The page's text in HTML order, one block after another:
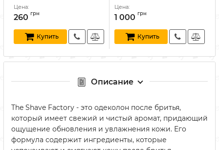
Артикул:
Цена:
260 грн
Купить
Артикул:
Цена:
1 000 грн
Купить
Описание
The Shave Factory - это одеколон после бритья,
который имеет свежий и чистый аромат, придающий
ощущение обновления и увлажнения кожи. Его
формула содержит ингредиенты, которые